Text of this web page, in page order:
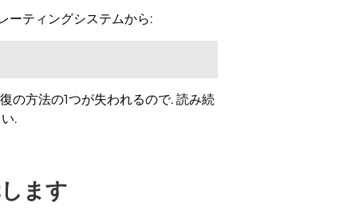
ティングシステムから:
の方法の1つが失われるので. 読み続
.
ます